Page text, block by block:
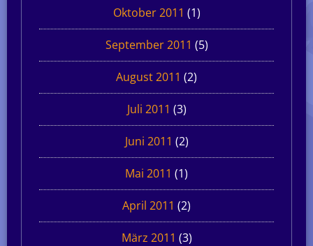
Oktober 2011 (1)
September 2011 (5)
August 2011 (2)
Juli 2011 (3)
Juni 2011 (2)
Mai 2011 (1)
April 2011 (2)
März 2011 (3)